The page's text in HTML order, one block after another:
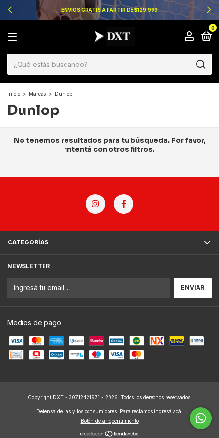
ENVIOS GRATIS A PARTIR DE $129.999
0
Inicio > Marcas > Dunlop
Dunlop
No tenemos resultados para tu búsqueda. Por favor,
intentá con otros filtros.
CATEGORÍAS
NEWSLETTER
Medios de pago
Copyright DXT - 30712421971 - 2026. Todos los derechos reservados.
Defensa de las y los consumidores. Para reclamos ingresá acá.
Botón de arrepentimiento